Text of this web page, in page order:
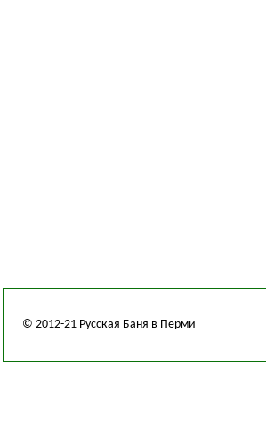
© 2012-21 Русская Баня в Перми